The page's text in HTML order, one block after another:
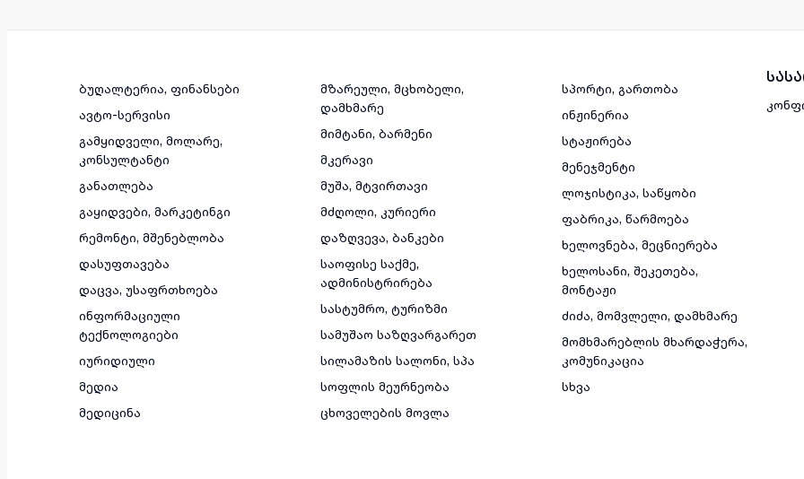
ბუღალტერია, ფინანსები
ავტო-სერვისი
გამყიდველი, მოლარე,
კონსულტანტი
განათლება
გაყიდვები, მარკეტინგი
რემონტი, მშენებლობა
დასუფთავება
დაცვა, უსაფრთხოება
ინფორმაციული
ტექნოლოგიები
იურიდიული
მედია
მედიცინა
მზარეული, მცხობელი,
დამხმარე
მიმტანი, ბარმენი
მკერავი
მუშა, მტვირთავი
მძღოლი, კურიერი
დაზღვევა, ბანკები
საოფისე საქმე,
ადმინისტრირება
სასტუმრო, ტურიზმი
სამუშაო საზღვარგარეთ
სილამაზის სალონი, სპა
სოფლის მეურნეობა
ცხოველების მოვლა
სპორტი, გართობა
ინჟინერია
სტაჟირება
მენეჯმენტი
ლოჯისტიკა, საწყობი
ფაბრიკა, წარმოება
ხელოვნება, მეცნიერება
ხელოსანი, შეკეთება,
მონტაჟი
ძიძა, მომვლელი, დამხმარე
მომხმარებლის მხარდაჭერა,
კომუნიკაცია
სხვა